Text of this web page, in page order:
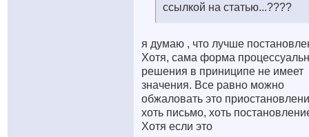
ссылкой на статью...????
я думаю , что лучше
Хотя, сама форма
решения в приниципе не имеет
значения. Все равно можно
обжаловать это
хоть письмо, хоть
Хотя если это